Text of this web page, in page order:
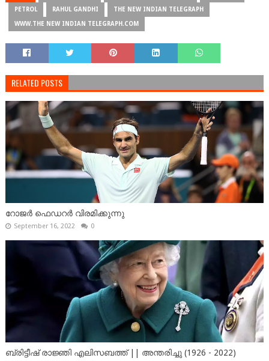
PETROL RAHUL GANDHI THE NEW INDIAN TELEGRAPH
WWW.THE NEW INDIAN TELEGRAPH.COM
RELATED POSTS
റോജർ ഫെഡറർ വിരമിക്കുന്നു
September 16, 2022 0
ബ്രിട്ടീഷ് രാജ്ഞി എലിസബത്ത് || അന്തരിച്ചു (1926 - 2022)